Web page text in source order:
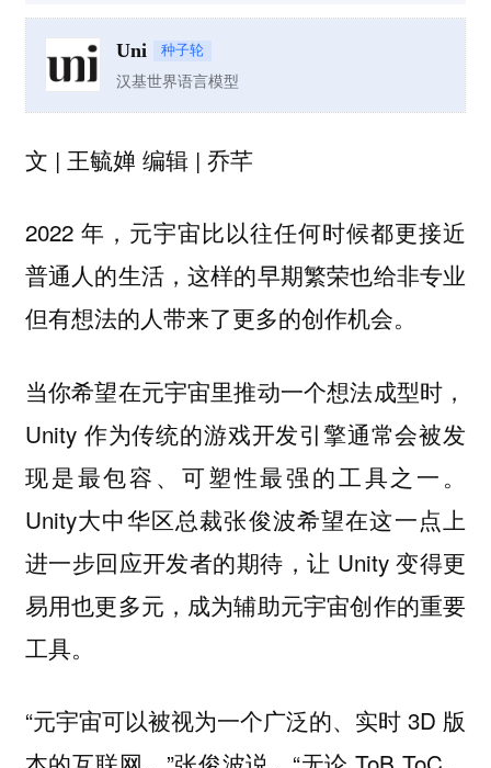
Uni 种子轮
汉基世界语言模型
文 | 王毓婵 编辑 | 乔芊
2022 年，元宇宙比以往任何时候都更接近
普通人的生活，这样的早期繁荣也给非专业
但有想法的人带来了更多的创作机会。
当你希望在元宇宙里推动一个想法成型时，
Unity 作为传统的游戏开发引擎通常会被发
现是最包容、可塑性最强的工具之一。
Unity大中华区总裁张俊波希望在这一点上
进一步回应开发者的期待，让 Unity 变得更
易用也更多元，成为辅助元宇宙创作的重要
工具。
“元宇宙可以被视为一个广泛的、实时 3D 版